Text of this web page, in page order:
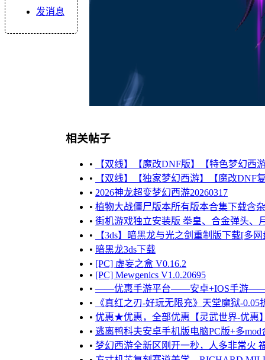
发消息
相关帖子
•
【双线】【魔改DNF版】【特色梦幻西
•
【双线】【独家梦幻西游】【魔改DNF
• 2026神龙超变梦幻西游20260317
• 植物大战僵尸版本所有版本合集下载含
• 街机游戏独立安装版 拳皇、合金弹头、
•
【3ds】暗黑龙与光之剑重制版下载[多
• 暗黑龙3ds下载
• [PC] 虚妄之盒 V0.16.2
• [PC] Mewgenics V1.0.20695
• ——优惠手游平台——安卓+IOS手游
•
《真红之刃-好玩无限充》天堂魔狱-
• 优惠★优惠，全部优惠【灵武世界-优惠
• 逃离鸭科夫安卓手机版电脑PC版+多
• 梦幻西游全新区刚开一秒，人多非常火